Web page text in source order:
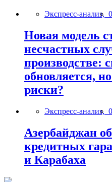
Экспресс-анализ,
Новая модель
несчастных
производстве:
обновляется,
риски?
Экспресс-анализ,
Азербайджан
кредитных
и Карабаха